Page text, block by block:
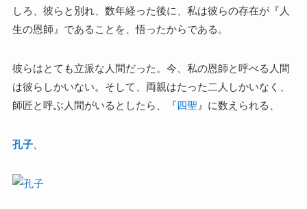
しろ、彼らと別れ、数年経った後に、私は彼らの存在が『人
生の恩師』であることを、悟ったからである。
彼らはとても立派な人間だった。今、私の恩師と呼べる人間
は彼らしかいない。そして、両親はたった二人しかいなく、
師匠と呼ぶ人間がいるとしたら、『四聖 』に数えられる、
孔子、